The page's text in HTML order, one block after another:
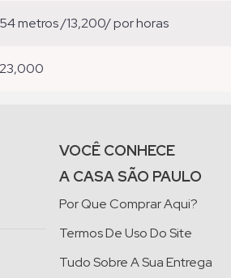
54 metros /13,200/ por horas
23,000
VOCÊ CONHECE
A CASA SÃO PAULO
Por Que Comprar Aqui?
Termos De Uso Do Site
Tudo Sobre A Sua Entrega